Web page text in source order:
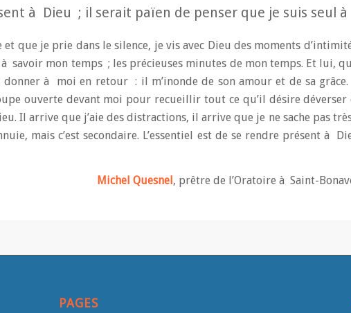
à Dieu ; il serait païen de penser que je suis seul
que je prie dans le silence, je vis avec Dieu des moments
savoir mon temps ; les précieuses minutes de mon temps. Et lui,
à moi en retour : il m’inonde de son amour et de sa grâce.
ouverte devant moi pour recueillir tout ce qu’il désire déverser
Il arrive que j’aie des distractions, il arrive que je ne sache pas
mais c’est secondaire. L’essentiel est de se rendre présent à
Michel Quesnel , prêtre de l’Oratoire à Saint-
PAGES